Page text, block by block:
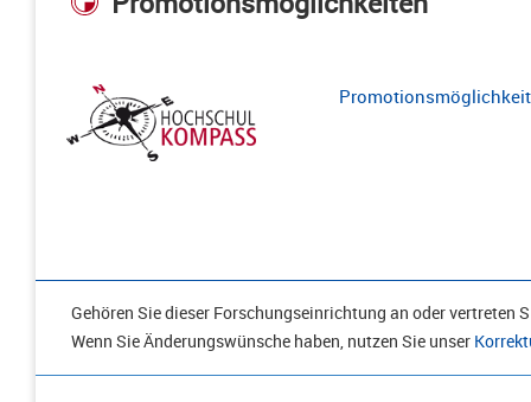
Gehören Sie dieser Forschungseinrichtung an oder vertreten
Wenn Sie Änderungswünsche haben, nutzen Sie unser